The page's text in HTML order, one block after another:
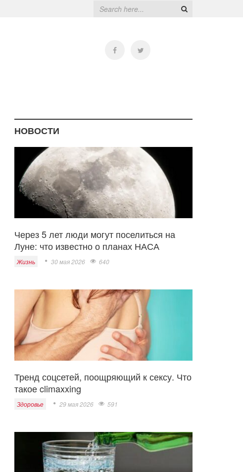
НОВОСТИ
Через 5 лет люди могут поселиться на
Луне: что известно о планах НАСА
Жизнь 30 мая 2026 640
Тренд соцсетей, поощряющий к сексу. Что
такое climaxxing
Здоровье 29 мая 2026 591